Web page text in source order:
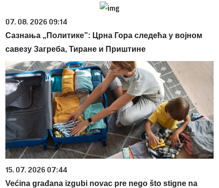
07. 08. 2026 09:14
Сазнања „Политике”: Црна Гора следећа у војном
савезу Загреба, Тиране и Приштине
15. 07. 2026 07:44
Većina građana izgubi novac pre nego što stigne na